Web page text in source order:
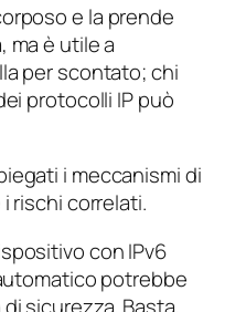
e la prende
ma è utile a
per scontato; chi
protocolli IP può
i meccanismi di
rischi correlati.
con IPv6
potrebbe